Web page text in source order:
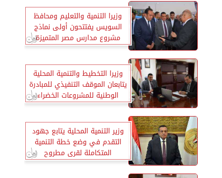
وزيرا التنمية والتعليم ومحافظ
السويس يفتتحون أولى نماذج
مشروع مدارس مصر المتميزة
وزيرا التخطيط والتنمية المحلية
يتابعان الموقف التنفيذي للمبادرة
الوطنية للمشروعات الخضراء
الذكية
وزير التنمية المحلية يتابع جهود
التقدم في وضع خطة التنمية
المتكاملة لقرى مطروح